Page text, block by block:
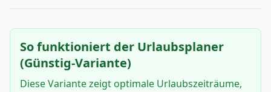
So funktioniert der Urlaubsplaner
(Günstig-Variante)
Diese Variante zeigt optimale Urlaubszeiträume,